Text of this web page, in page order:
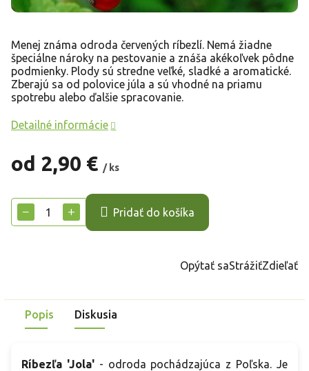
od 2,90 € / ks
cena:
+
− Pridať do košíka
Menej známa odroda červených ríbezlí. Nemá žiadne
špeciálne nároky na pestovanie a znáša akékoľvek pôdne
podmienky. Plody sú stredne veľké, sladké a aromatické.
Zberajú sa od polovice júla a sú vhodné na priamu
spotrebu alebo ďalšie spracovanie.
Detailné informácie
Opýtať saStrážiťZdieľať
Popis Diskusia
Ríbezľa 'Jola'- odroda pochádzajúca z Poľska. Je